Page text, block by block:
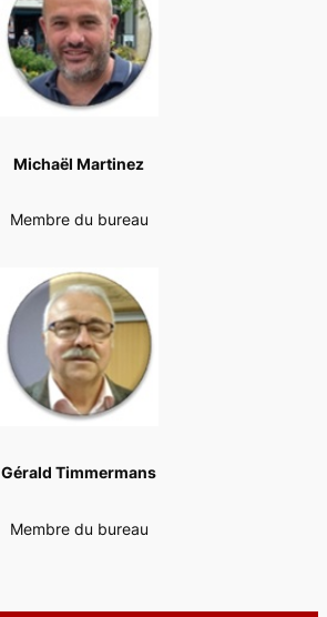
Michaël Martinez
Membre du bureau
Gérald Timmermans
Membre du bureau